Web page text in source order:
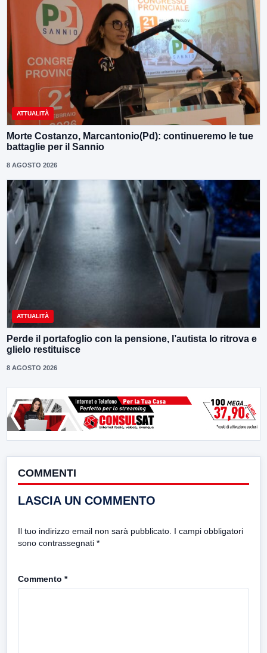
ATTUALITÀ
Morte Costanzo, Marcantonio(Pd): continueremo le tue
battaglie per il Sannio
8 AGOSTO 2026
ATTUALITÀ
Perde il portafoglio con la pensione, l’autista lo ritrova e
glielo restituisce
8 AGOSTO 2026
COMMENTI
LASCIA UN COMMENTO
Il tuo indirizzo email non sarà pubblicato. I campi obbligatori
sono contrassegnati *
Commento *